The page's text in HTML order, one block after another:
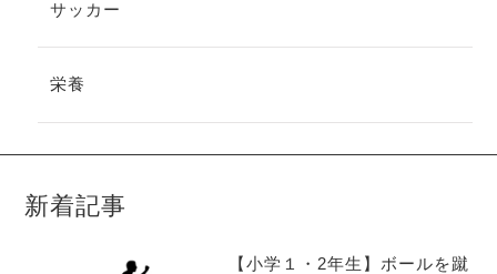
サッカー
栄養
新着記事
【小学１・2年生】ボールを蹴